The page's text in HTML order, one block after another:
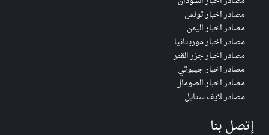
مصادر اخبار تونس
مصادر اخبار اليمن
مصادر اخبار موريتانيا
مصادر اخبار جزر القمر
مصادر اخبار جيبوتي
مصادر اخبار الصومال
مصادر لايف ستايل
إتصل بنا